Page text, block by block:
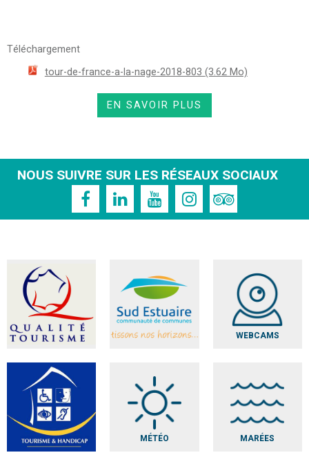
Téléchargement
tour-de-france-a-la-nage-2018-803 (3.62 Mo)
EN SAVOIR PLUS
NOUS SUIVRE SUR LES RÉSEAUX SOCIAUX
WEBCAMS
MÉTÉO MARÉES